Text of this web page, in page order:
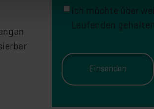
Ich möchte über
Laufenden